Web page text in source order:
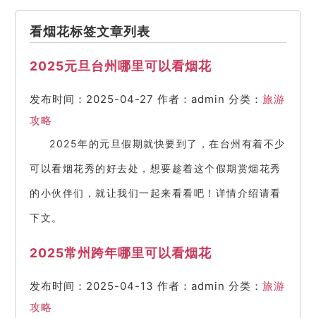
看烟花标签文章列表
2025元旦台州哪里可以看烟花
发布时间：2025-04-27 作者：admin 分类： 旅游
攻略
2025年的元旦假期就快要到了，在台州有着不少
可以看烟花秀的好去处，想要趁着这个假期赏烟花秀
的小伙伴们，就让我们一起来看看吧！详情介绍请看
下文。
2025常州跨年哪里可以看烟花
发布时间：2025-04-13 作者：admin 分类： 旅游
攻略